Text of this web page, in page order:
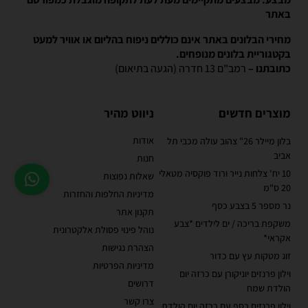
באתר
מחירי הבלונים באתר אינם כוללים ניפוח בהליום או אוויר למעט
בקטגוריית בלונים מנופחים.
כתובתנו – רמב"ם 13 חדרה (הגעה בתיאום)
מוצרים חדשים
בלון מיילר 26" צהוב עולה מכבי תל
אביב
10 יח' צלחות נייר ורוד פוקסיה מטאלי
20 ס"מ
נר מספר 5 בצבע כסף
משקפת בריכה / ים לילדים *צבע
אקראי*
זוג מטקות עץ עם כדור
וילון פרנזים יוניקורן עם כרזה יום
הולדת שמח
ניווט מהיר
אודות
חנות
שאלות נפוצות
מדיניות החלפות והחזרות
תקנון אתר
נוהל פינוי פסולת אלקטרונית
הצהרת נגישות
מדיניות הפרטיות
דרושים
צרו קשר